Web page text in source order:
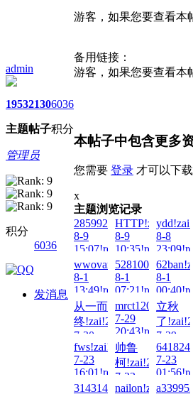
admin
1953
主题
2130
帖子
6036
积分
管理员
积分
6036
发消息
游客，如果您要查看本
备用链接：
游客，如果您要查看本
本帖子中包含更多
您需要 登录 才可以下
x
主题浏览记录
8-9
15:07!read!
HTTP!zai!2026-
8-9
10:35!read!
8-8
wwovar!zai!2026-
8-1
13:49!read!
8-1
07:21!read!
8-1
从一而
终!zai!2026-
7-30
00:01!read!
7-29
20:43!read!
立秋
了
7-29
fws!zai!2026-
7-23
16:01!read!
帅鲁
柯!zai!2026-
7-23
02:16!read!
7-23
314314!zai!2026-nailon!zai!2026-